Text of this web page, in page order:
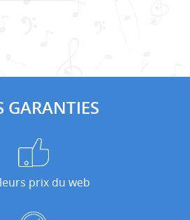
GARANTIES
prix du web